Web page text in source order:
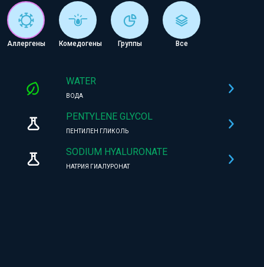
Аллергены Комедогены Группы Все
WATER
ВОДА
PENTYLENE GLYCOL
ПЕНТИЛЕН ГЛИКОЛЬ
SODIUM HYALURONATE
НАТРИЯ ГИАЛУРОНАТ